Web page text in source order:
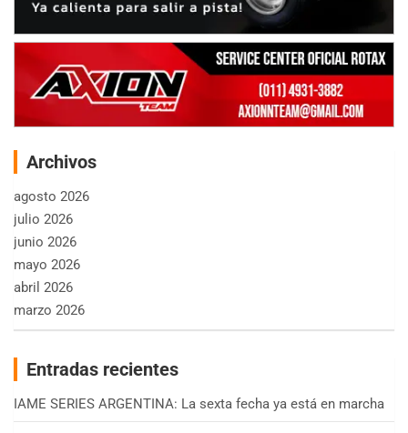
Archivos
agosto 2026
julio 2026
junio 2026
mayo 2026
abril 2026
marzo 2026
Entradas recientes
IAME SERIES ARGENTINA: La sexta fecha ya está en marcha